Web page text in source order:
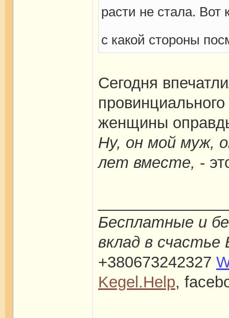
расти не стала.
с какой стороны
Сегодня
женщины
Ну, он мой муж,
лет вместе, -
Бесплатные и
вклад в счастье
+380673242327
Kegel.Help,